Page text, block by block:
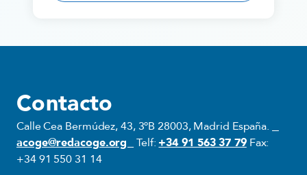
Contacto
Calle Cea Bermúdez, 43, 3ºB 28003, Madrid España.
acoge@redacoge.org
Telf: +34 91 563 37 79Fax:
+34 91 550 31 14